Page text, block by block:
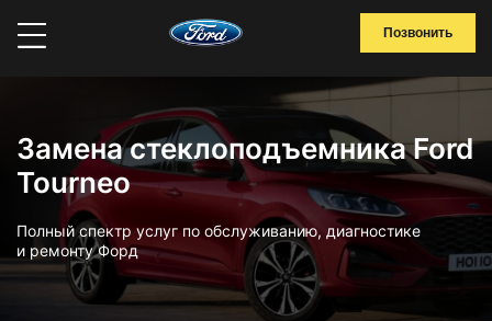
Позвонить
Замена стеклоподъемника Ford
Tourneo
Полный спектр услуг по обслуживанию, диагностике
и ремонту Форд